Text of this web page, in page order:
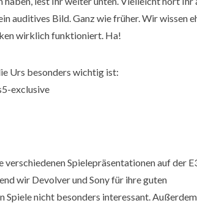
auditives Bild. Ganz wie früher. Wir wissen
wirklich funktioniert. Ha!
Urs besonders wichtig ist:
exclusive
Spielepräsentationen auf der
wir Devolver und Sony für ihre guten
Spiele nicht besonders interessant. Außerdem